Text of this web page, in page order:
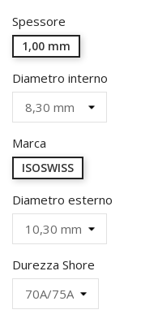
Spessore
1,00 mm
Diametro interno
Marca
ISOSWISS
Diametro esterno
Durezza Shore